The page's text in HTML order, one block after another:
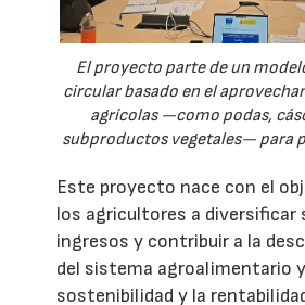
El proyecto parte de un
circular basado en el
agrícolas —como podas,
subproductos vegetales— para
Este proyecto nace con el
los agricultores a diversificar
ingresos y contribuir a la
del sistema agroalimentario
sostenibilidad y la